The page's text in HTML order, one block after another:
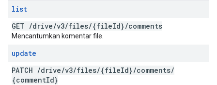
list
GET /drive/v3/files/{fileId}/comments
Mencantumkan komentar file.
update
PATCH /drive/v3/files/{fileId}/comments/
{commentId}